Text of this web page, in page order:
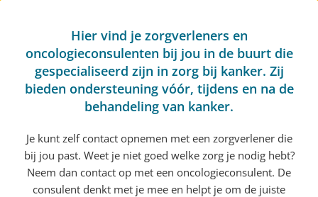
Hier vind je zorgverleners en
oncologieconsulenten bij jou in de buurt die
gespecialiseerd zijn in zorg bij kanker. Zij
bieden ondersteuning vóór, tijdens en na de
behandeling van kanker.
Je kunt zelf contact opnemen met een zorgverlener die
bij jou past. Weet je niet goed welke zorg je nodig hebt?
Neem dan contact op met een oncologieconsulent. De
consulent denkt met je mee en helpt je om de juiste